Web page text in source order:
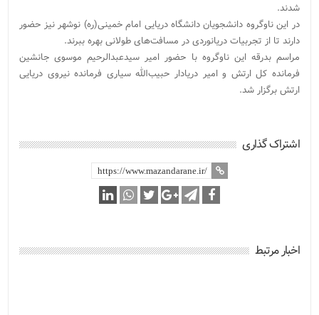
شدند.
در این ناوگروه دانشجویان دانشگاه دریایی امام خمینی(ره) نوشهر نیز حضور
دارند تا از تجربیات دریانوردی در مسافت‌های طولانی بهره ببرند.
مراسم بدرقه این ناوگروه با حضور امیر سیدعبدالرحیم موسوی جانشین
فرمانده کل ارتش و امیر دریادار حبیب‌الله سیاری فرمانده نیروی دریایی
ارتش برگزار شد.
اشتراک گذاری
اخبار مرتبط